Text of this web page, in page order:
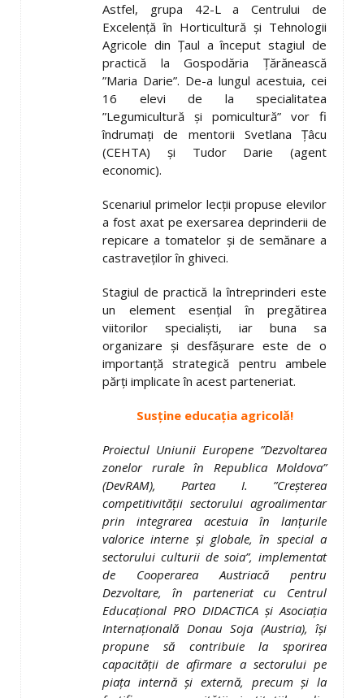
Astfel, grupa 42-L a Centrului de
Excelenţă în Horticultură şi Tehnologii
Agricole din Ţaul a început stagiul de
practică la Gospodăria Ţărănească
”Maria Darie”. De-a lungul acestuia, cei
16 elevi de la specialitatea
”Legumicultură şi pomicultură” vor fi
îndrumaţi de mentorii Svetlana Ţâcu
(CEHTA) şi Tudor Darie (agent
economic).
Scenariul primelor lecţii propuse elevilor
a fost axat pe exersarea deprinderii de
repicare a tomatelor şi de semănare a
castraveţilor în ghiveci.
Stagiul de practică la întreprinderi este
un element esenţial în pregătirea
viitorilor specialişti, iar buna sa
organizare şi desfăşurare este de o
importanţă strategică pentru ambele
părţi implicate în acest parteneriat.
Susţine educaţia agricolă!
Proiectul Uniunii Europene ”Dezvoltarea
zonelor rurale în Republica Moldova”
(DevRAM), Partea I. ”Creşterea
competitivităţii sectorului agroalimentar
prin integrarea acestuia în lanţurile
valorice interne şi globale, în special a
sectorului culturii de soia”, implementat
de Cooperarea Austriacă pentru
Dezvoltare, în parteneriat cu Centrul
Educaţional PRO DIDACTICA şi Asociaţia
Internaţională Donau Soja (Austria), îşi
propune să contribuie la sporirea
capacităţii de afirmare a sectorului pe
piaţa internă şi externă, precum şi la